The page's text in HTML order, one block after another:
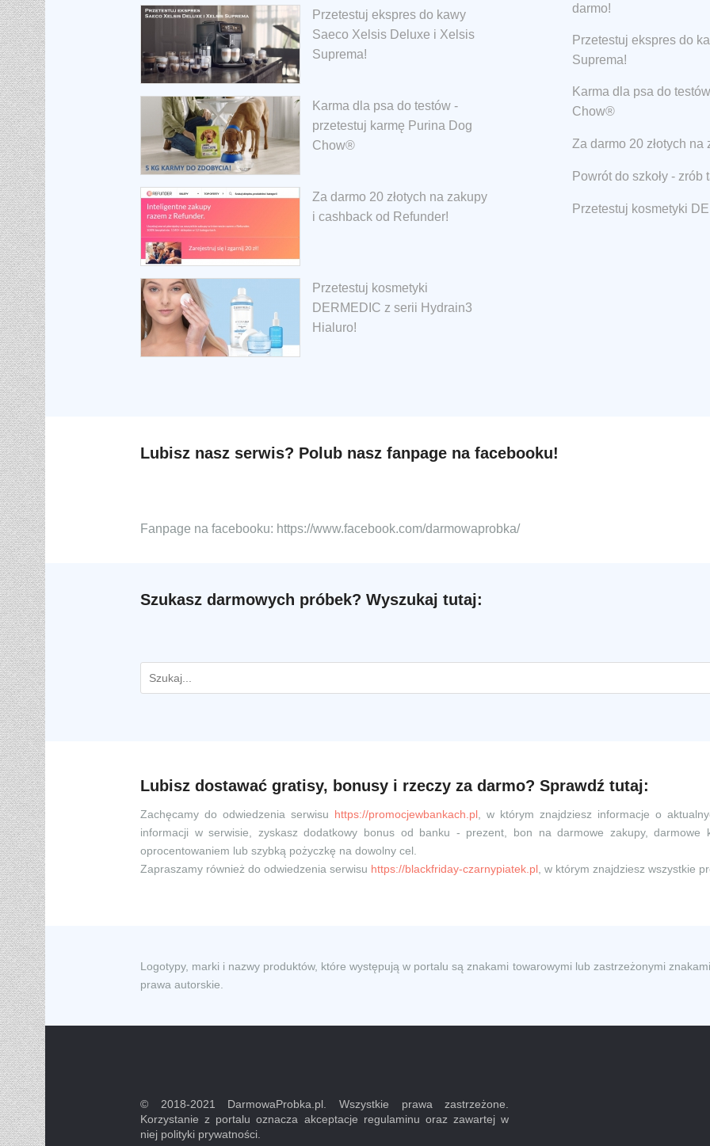
Przetestuj ekspres do kawy
Saeco Xelsis Deluxe i Xelsis
Suprema!
Karma dla psa do testów -
przetestuj karmę Purina Dog
Chow®
Za darmo 20 złotych na zakupy
i cashback od Refunder!
Przetestuj kosmetyki
DERMEDIC z serii Hydrain3
Hialuro!
darmo!
Przetestuj ekspres do
Suprema!
Karma dla psa do
Chow®
Za darmo 20 złotych
Powrót do szkoły - zrób
Przetestuj kosmetyki
Lubisz nasz serwis? Polub nasz fanpage na facebooku!
Fanpage na facebooku: https://www.facebook.com/darmowaprobka/
Szukasz darmowych próbek? Wyszukaj tutaj:
Lubisz dostawać gratisy, bonusy i rzeczy za darmo? Sprawdź tutaj:
Zachęcamy do odwiedzenia serwisu https://promocjewbankach.pl , w którym znajdziesz informacje o
informacji w serwisie, zyskasz dodatkowy bonus od banku - prezent, bon na darmowe zakupy, darmowe
oprocentowaniem lub szybką pożyczkę na dowolny cel.
Zapraszamy również do odwiedzenia serwisu https://blackfriday-czarnypiatek.pl , w którym znajdziesz wszystkie
Logotypy, marki i nazwy produktów, które występują w portalu są znakami towarowymi lub zastrzeżonymi
prawa autorskie.
© 2018-2021 DarmowaProbka.pl. Wszystkie prawa zastrzeżone.
Korzystanie z portalu oznacza akceptacje regulaminu oraz zawartej w
niej polityki prywatności.